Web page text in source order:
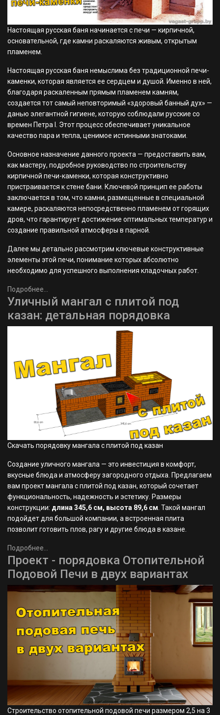
Настоящая русская баня начинается с печи — кирпичной,
основательной, где камни раскаляются живым, открытым
пламенем.
Настоящая русская баня немыслима без традиционной печи-
каменки, которая является ее сердцем и душой. Именно в ней,
благодаря раскаленным прямым пламенем камням,
создается тот самый неповторимый «здоровый банный дух» —
данью элегантной гигиене, которую соблюдали русские со
времен Петра I. Этот процесс обеспечивает уникальное
качество пара и тепла, ценимое истинными знатоками.
Основное назначение данного проекта — предоставить вам,
как мастеру, подробное руководство по строительству
кирпичной печи-каменки, которая конструктивно
пристраивается к стене бани. Ключевой принцип ее работы
заключается в том, что камни, размещенные в специальной
камере, раскаляются непосредственно пламенем от горящих
дров, что гарантирует достижение оптимальных температур и
создание правильной атмосферы в парной.
Далее мы детально рассмотрим ключевые конструктивные
элементы этой печи, понимание которых абсолютно
необходимо для успешного выполнения кладочных работ.
Подробнее...
Уличный мангал с плитой под
казан: детальная порядовка
Скачать порядовку мангала с плитой под казан
Создание уличного мангала — это инвестиция в комфорт,
вкусные блюда и атмосферу загородного отдыха. Предлагаем
вам проект мангала с плитой под казан, который сочетает
функциональность, надежность и эстетику. Размеры
конструкции: длина 345,6 см, высота 89,6 см . Такой мангал
подойдет для большой компании, а встроенная плита
позволит готовить плов, рагу и другие блюда в казане.
Подробнее...
Проект - порядовка Отопительной
Подовой Печи в двух вариантах
Строительство отопительной подовой печи размером 2,5 на 3